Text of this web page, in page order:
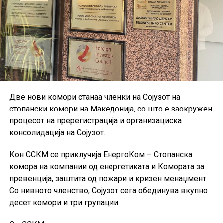
Две нови комори станаа членки на Сојузот на
стопански комори на Македонија, со што е заокружен
процесот на пререгистрација и организациска
консолидација на Сојузот.
Кон ССКМ се приклучија ЕнергоКом – Стопанска
комора на компании од енергетиката и Комората за
превенција, заштита од пожари и кризен менаџмент.
Со нивното членство, Сојузот сега обединува вкупно
десет комори и три групации.